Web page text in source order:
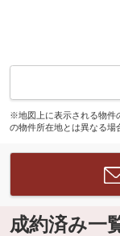
※地図上に表示される物件
の物件所在地とは異なる場
成約済み一